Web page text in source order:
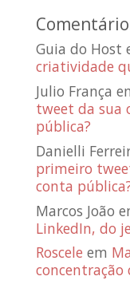
Guia do Host
criatividade
Julio França
tweet da sua
pública?
Danielli
primeiro
conta
Marcos João
LinkedIn, do
Roscele em
concentração